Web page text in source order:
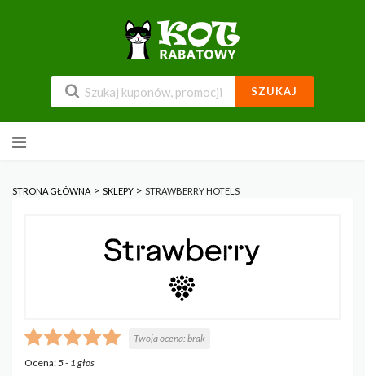
SZUKAJ
do
STRONA GŁÓWNA > SKLEPY > STRAWBERRY HOTELS
Twoja ocena:brak
Ocena:5- 1 głos